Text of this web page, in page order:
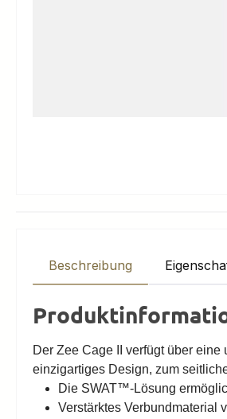
Beschreibung
Der Zee Cage II verfügt über
einzigartiges Design, zum
Die SWAT™-Lösung
Verstärktes Verbundmaterial